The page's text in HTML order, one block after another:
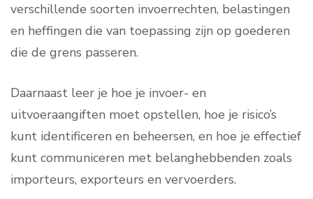
verschillende soorten invoerrechten, belastingen
en heffingen die van toepassing zijn op goederen
die de grens passeren.
Daarnaast leer je hoe je invoer- en
uitvoeraangiften moet opstellen, hoe je risico’s
kunt identificeren en beheersen, en hoe je effectief
kunt communiceren met belanghebbenden zoals
importeurs, exporteurs en vervoerders.